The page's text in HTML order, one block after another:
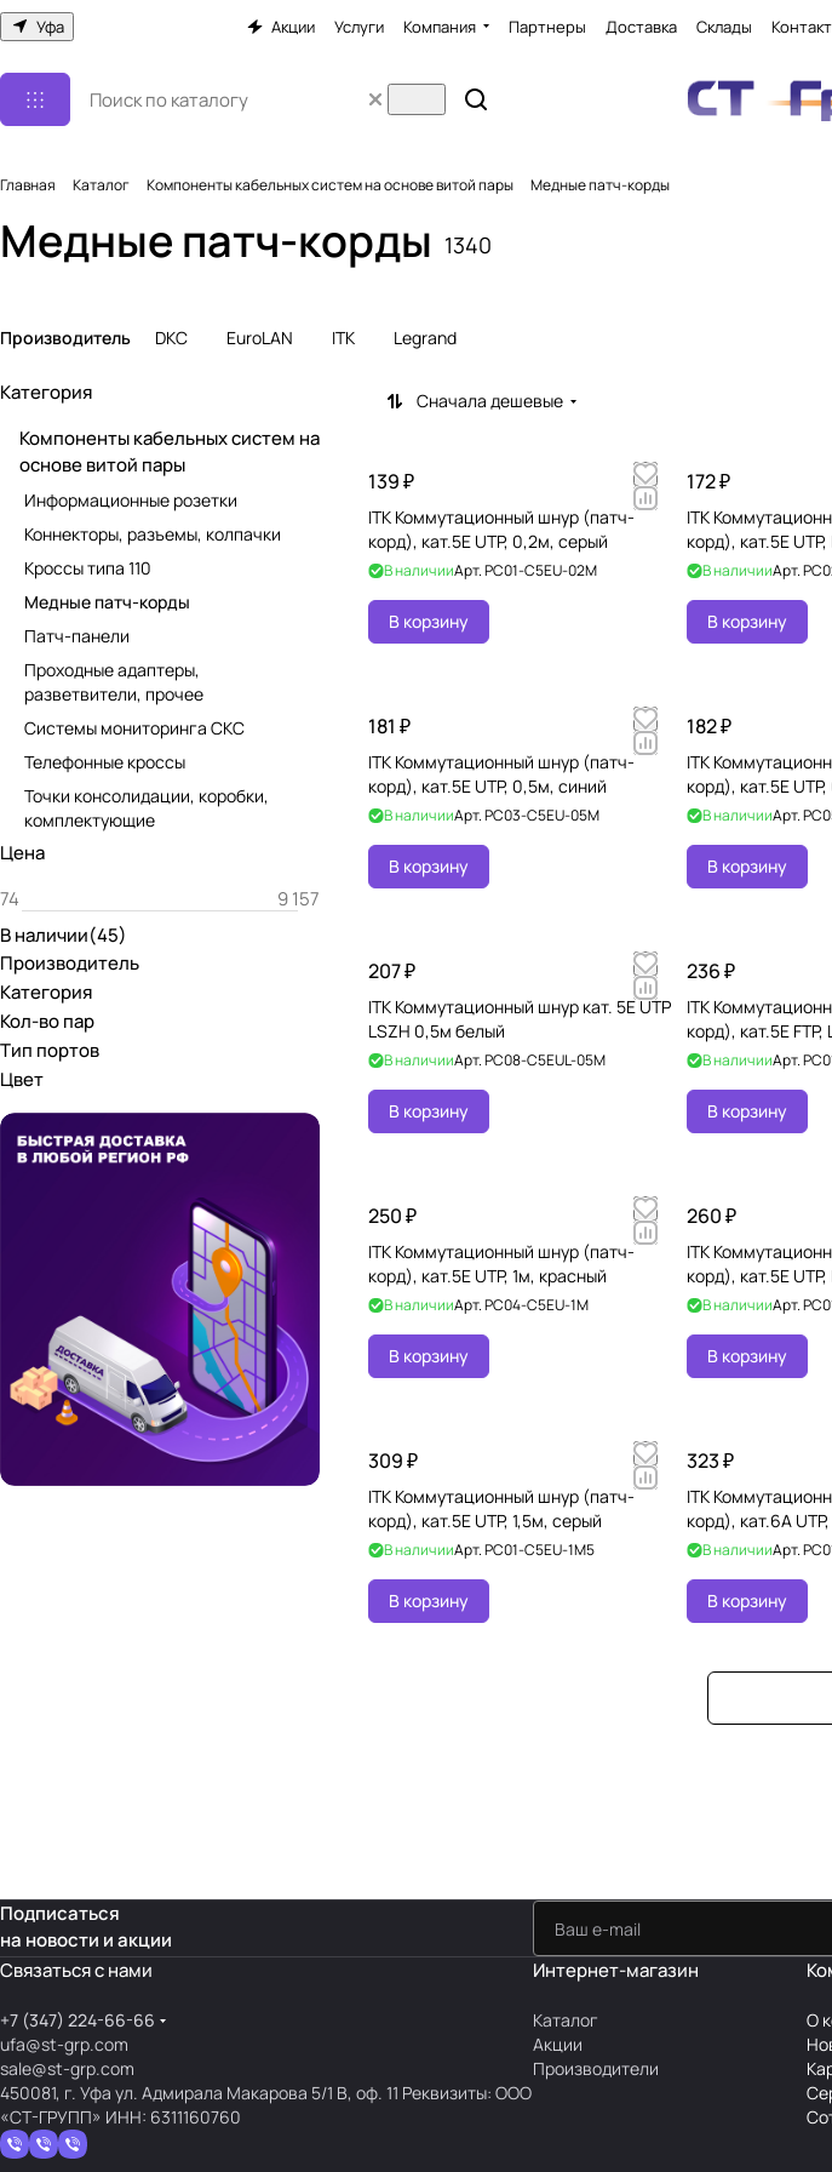
Уфа Акции Услуги Компания Партнеры Доставка Склады
Главная Каталог Компоненты кабельных систем на основе витой пары Медные патч-корды
Медные патч-корды 1340
Производитель DKC EuroLAN ITK Legrand
Сначала дешевые
139 ₽
ITK Коммутационный шнур (патч-
корд), кат.5Е UTP, 0,2м, серый
В наличииАрт.PC01-C5EU-02M
В корзину
172 ₽
ITK
корд), кат.5Е
В наличииАрт.
В корзину
181 ₽
ITK Коммутационный шнур (патч-
корд), кат.5Е UTP, 0,5м, синий
В наличииАрт.PC03-C5EU-05M
В корзину
182 ₽
ITK
корд), кат.5Е
В наличииАрт.
В корзину
207 ₽
ITK Коммутационный шнур кат. 5Е UTP
LSZH 0,5м белый
В наличииАрт.PC08-C5EUL-05M
В корзину
236 ₽
ITK
корд), кат.5Е
В наличииАрт.
В корзину
250 ₽
ITK Коммутационный шнур (патч-
корд), кат.5Е UTP, 1м, красный
В наличииАрт.PC04-C5EU-1M
В корзину
260 ₽
ITK
корд), кат.5Е
В наличииАрт.
В корзину
309 ₽
ITK Коммутационный шнур (патч-
корд), кат.5Е UTP, 1,5м, серый
В наличииАрт.PC01-C5EU-1M5
В корзину
323 ₽
ITK
корд), кат.6А
В наличииАрт.
В корзину
Категория
Компоненты кабельных систем на
основе витой пары
Информационные розетки
Коннекторы, разъемы, колпачки
Кроссы типа 110
Медные патч-корды
Патч-панели
Проходные адаптеры,
разветвители, прочее
Системы мониторинга СКС
Телефонные кроссы
Точки консолидации, коробки,
комплектующие
Цена
В наличии(45)
Производитель
Категория
Кол-во пар
Тип портов
Цвет
Подписаться
на новости и акции
Связаться с нами
+7 (347) 224-66-66
ufa@st-grp.com
sale@st-grp.com
450081, г. Уфа ул. Адмирала Макарова 5/1 В, оф. 11 Реквизиты: ООО
«СТ-ГРУПП» ИНН: 6311160760
Интернет-магазин
Каталог
Акции
Производители
О